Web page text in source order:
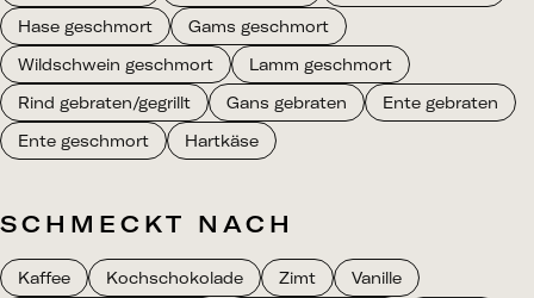
Hase geschmort
Gams geschmort
Wildschwein geschmort
Lamm geschmort
Rind gebraten/gegrillt
Gans gebraten
Ente gebraten
Ente geschmort
Hartkäse
SCHMECKT NACH
Kaffee Kochschokolade Zimt
Vanille